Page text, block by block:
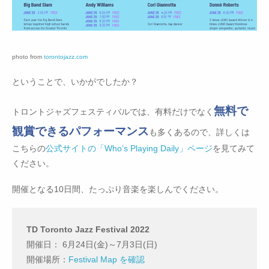
photo from torontojazz.com
ということで、いかがでしたか？
トロントジャズフェスティバルでは、有料だけでなく 無料で
観賞できるパフォーマンス も多くあるので、詳しくは
こちらの公式サイトの「Who’s Playing Daily」ページを見てみて
ください。
開催となる10日間、たっぷり音楽を楽しんでください。
TD Toronto Jazz Festival 2022
開催日： 6月24日(金)～7月3日(日)
開催場所： Festival Map を確認